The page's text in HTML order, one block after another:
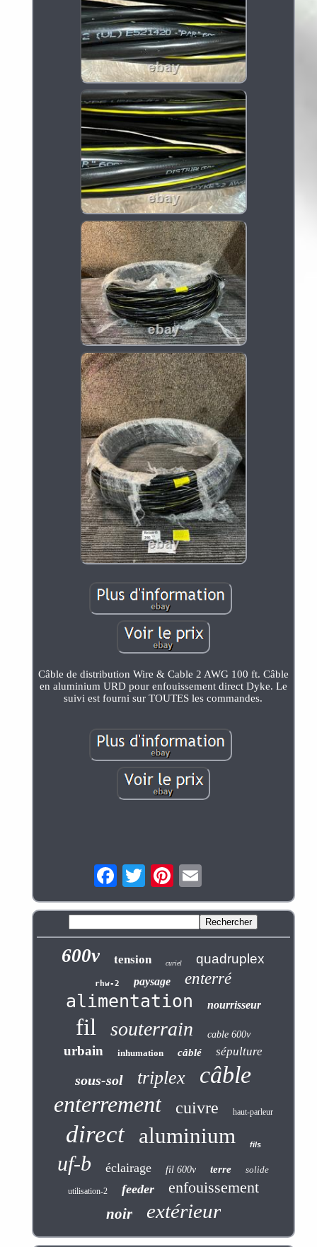
Câble de distribution Wire & Cable 2 AWG 100 ft. Câble
en aluminium URD pour enfouissement direct Dyke. Le
suivi est fourni sur TOUTES les commandes.
600v tension curiel quadruplex
rhw-2 paysage enterré
alimentation nourrisseur
fil souterrain cable 600v
urbain inhumation câblé sépulture
sous-sol triplex câble
enterrement cuivre haut-parleur
direct aluminium fils
uf-b éclairage fil 600v terre solide
utilisation-2 feeder enfouissement
noir extérieur